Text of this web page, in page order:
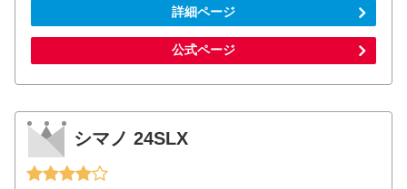
詳細ページ
公式ページ
シマノ 24SLX